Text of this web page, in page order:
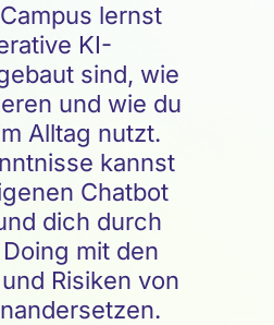
lernst
KI-
sind, wie
und wie du
Alltag nutzt.
kannst
Chatbot
dich durch
mit den
Risiken von